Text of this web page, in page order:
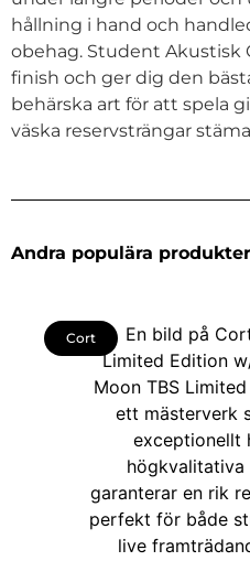
hållning i hand och
obehag. Student Akustisk
finish och ger dig den
behärska art för att spela
väska reservsträngar
Andra populära produkter
Cort